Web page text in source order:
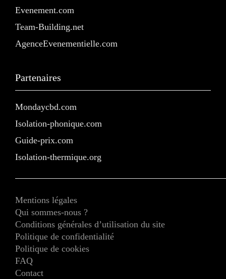
Evenement.com
Team-Building.net
AgenceEvenementielle.com
Partenaires
Mondaycbd.com
Isolation-phonique.com
Guide-prix.com
Isolation-thermique.org
Mentions légales
Qui sommes-nous ?
Conditions générales d’utilisation du site
Politique de confidentialité
Politique de cookies
FAQ
Contact